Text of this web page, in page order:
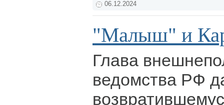
06.12.2024
"Малыш" и
Глава
ведомства РФ